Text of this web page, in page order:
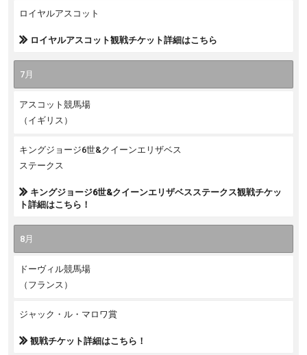
ロイヤルアスコット
ロイヤルアスコット観戦チケット詳細はこちら
7月
アスコット競馬場
（イギリス）
キングジョージ6世&クイーンエリザベス
ステークス
キングジョージ6世&クイーンエリザベスステークス観戦チケッ
ト詳細はこちら！
8月
ドーヴィル競馬場
（フランス）
ジャック・ル・マロワ賞
観戦チケット詳細はこちら！